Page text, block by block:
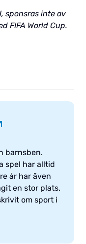
sponsras inte av
FIFA World Cup.
barnsben.
spel har alltid
år har även
en stor plats.
om sport i